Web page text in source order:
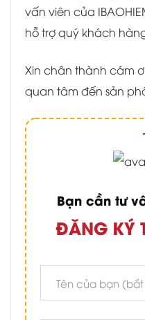
vấn viên của
hỗ trợ quý khách
Xin chân thành cám
quan tâm đến sản
Bạn cần tư
ĐĂNG KÝ